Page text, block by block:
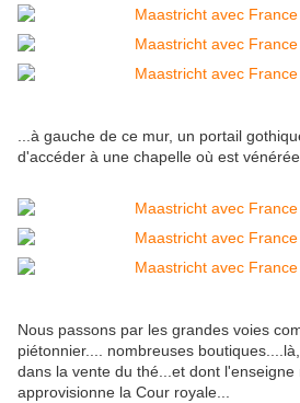
...à gauche de ce mur, un portail
d'accéder à une chapelle où est
Nous passons par les grandes voies
piétonnier.... nombreuses
dans la vente du thé...et dont l'enseigne
approvisionne la Cour royale...